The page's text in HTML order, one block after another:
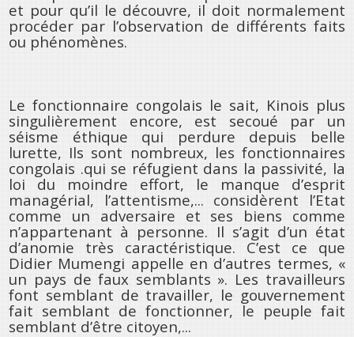
et pour qu’il le découvre, il doit normalement
procéder par l’observation de différents faits
ou phénomènes.
Le fonctionnaire congolais le sait, Kinois plus
singulièrement encore, est secoué par un
séisme éthique qui perdure depuis belle
lurette, Ils sont nombreux, les fonctionnaires
congolais .qui se réfugient dans la passivité, la
loi du moindre effort, le manque d’esprit
managérial, l’attentisme,... considèrent l’Etat
comme un adversaire et ses biens comme
n’appartenant à personne. Il s’agit d’un état
d’anomie très caractéristique. C’est ce que
Didier Mumengi appelle en d’autres termes, «
un pays de faux semblants ». Les travailleurs
font semblant de travailler, le gouvernement
fait semblant de fonctionner, le peuple fait
semblant d’être citoyen,...